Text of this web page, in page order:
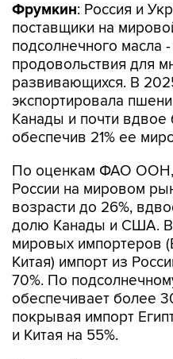
Фрумкин: Россия и
поставщики на
подсолнечного масла
продовольствия для
развивающихся. В
экспортировала
Канады и почти
обеспечив 21% ее
По оценкам ФАО ООН,
России на мировом
возрасти до 26%,
долю Канады и США. В
мировых импортеров
Китая) импорт из
70%. По
обеспечивает более
покрывая импорт
и Китая на 55%.